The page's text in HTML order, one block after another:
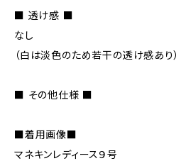
■ 透け感 ■
なし
（白は淡色のため若干の透け感あり）
■ その他仕様 ■
■着用画像■
マネキンレディース９号